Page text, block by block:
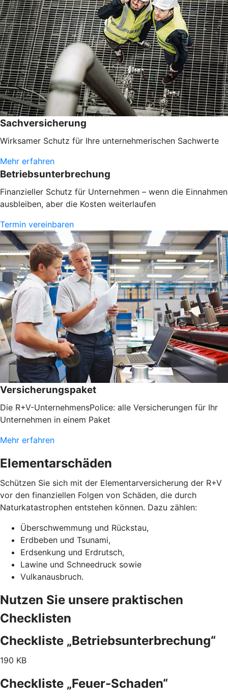
Sachversicherung
Wirksamer Schutz für Ihre unternehmerischen Sachwerte
Mehr erfahren
Betriebsunterbrechung
Finanzieller Schutz für Unternehmen – wenn die Einnahmen
ausbleiben, aber die Kosten weiterlaufen
Termin vereinbaren
Versicherungspaket
Die R+V-UnternehmensPolice: alle Versicherungen für Ihr
Unternehmen in einem Paket
Mehr erfahren
Elementarschäden
Schützen Sie sich mit der Elementarversicherung der R+V
vor den finanziellen Folgen von Schäden, die durch
Naturkatastrophen entstehen können. Dazu zählen:
Überschwemmung und Rückstau,
Erdbeben und Tsunami,
Erdsenkung und Erdrutsch,
Lawine und Schneedruck sowie
Vulkanausbruch.
Nutzen Sie unsere praktischen
Checklisten
Checkliste „Betriebsunterbrechung“
190 KB
Checkliste „Feuer-Schaden“